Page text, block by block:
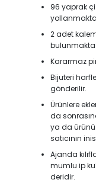
96 yaprak
2 adet
Kararmaz
Bijuteri
gönderilir.
Ürünlere
da
ya da
satıcının
Ajanda
mumlu ip
deridir.